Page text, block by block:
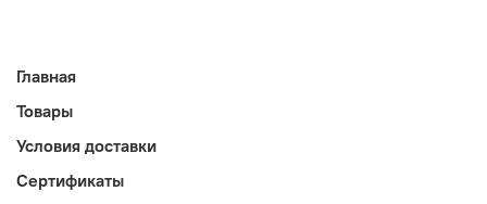
Главная
Товары
Условия доставки
Сертификаты